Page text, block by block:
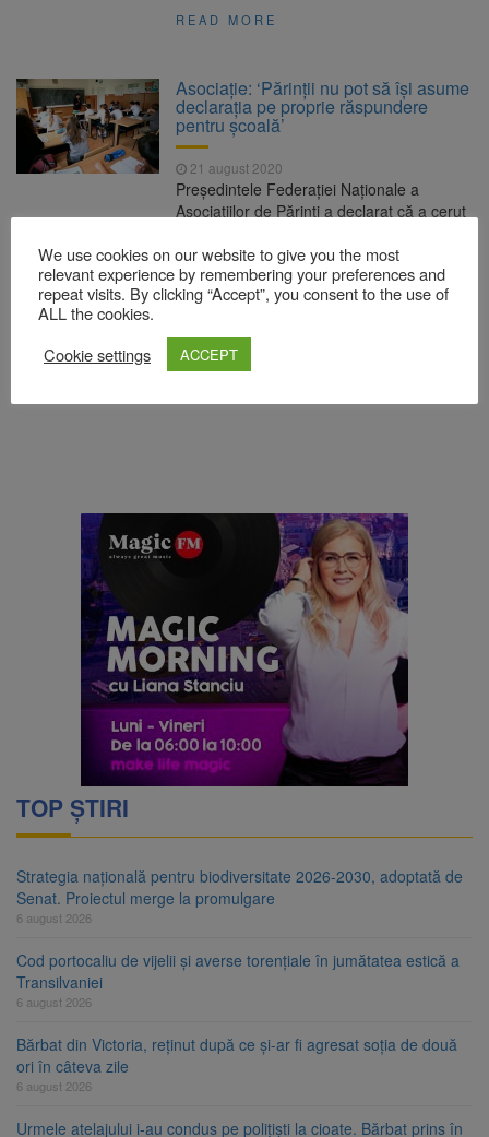
READ MORE
Asociație: ‘Părinții nu pot să își asume
declarația pe proprie răspundere
pentru școală’
21 august 2020
Președintele Federației Naționale a
Asociațiilor de Părinți a declarat că a cerut
cărora copiii vor fi acceptați la școală doar
dacă vor prezenta o declarație pe proprie
răspundere din partea părintelui, prin care
Covid, potrivit Mediafax. Elevii se vor
întoarce în bănci doar […]
TOP ȘTIRI
Strategia națională pentru biodiversitate 2026-2030, adoptată de
Senat. Proiectul merge la promulgare
6 august 2026
Cod portocaliu de vijelii și averse torențiale în jumătatea estică a
Transilvaniei
6 august 2026
Bărbat din Victoria, reținut după ce și-ar fi agresat soția de două
ori în câteva zile
6 august 2026
Urmele atelajului i-au condus pe polițiști la cioate. Bărbat prins în
We use cookies on our website to give you the most
relevant experience by remembering your preferences and
repeat visits. By clicking “Accept”, you consent to the use of
ALL the cookies.
Cookie settings
ACCEPT